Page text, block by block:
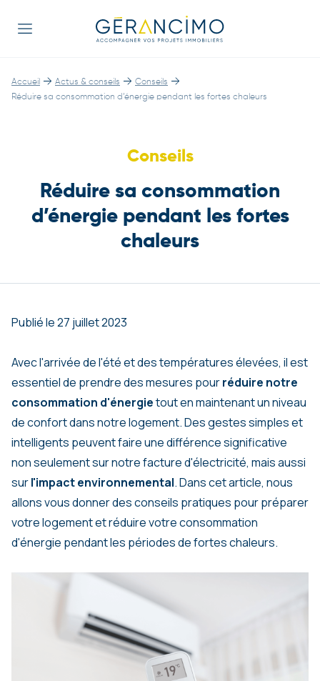
Accueil → Actus & conseils → Conseils →
Réduire sa consommation d’énergie pendant les fortes chaleurs
Conseils
Réduire sa consommation
d’énergie pendant les fortes
chaleurs
Publié le 27 juillet 2023
Avec l'arrivée de l'été et des températures élevées, il est
essentiel de prendre des mesures pourréduire notre
consommation d'énergietout en maintenant un niveau
de confort dans notre logement. Des gestes simples et
intelligents peuvent faire une différence significative
non seulement sur notre facture d'électricité, mais aussi
surl'impact environnemental. Dans cet article, nous
allons vous donner des conseils pratiques pour préparer
votre logement et réduire votre consommation
d'énergie pendant les périodes de fortes chaleurs.